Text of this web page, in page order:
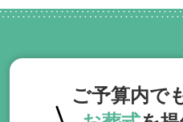
ご予算内で